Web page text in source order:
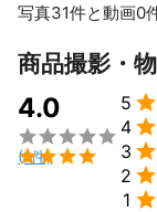
写真31件と動画0
商品撮影・
4.0


(1件)
5 
4 
3 
2 
1 